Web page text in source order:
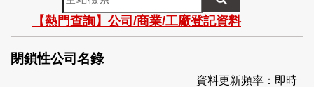
站
檢
索
【熱門查詢】公司/商業/工廠登記資料
閉鎖性公司名錄
資料更新頻率：即時